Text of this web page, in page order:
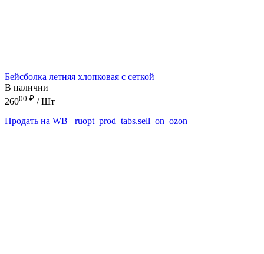
Бейсболка летняя хлопковая с сеткой
В наличии
26000 ₽ / Шт
Продать на WB
_ruopt_prod_tabs.sell_on_ozon